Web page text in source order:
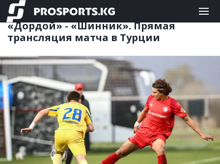
ФУТБОЛ 19.02.2026 13:06
«Дордой» - «Шинник». Прямая
трансляция матча в Турции